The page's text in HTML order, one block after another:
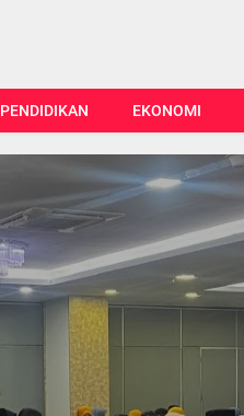
PENDIDIKAN EKONOMI